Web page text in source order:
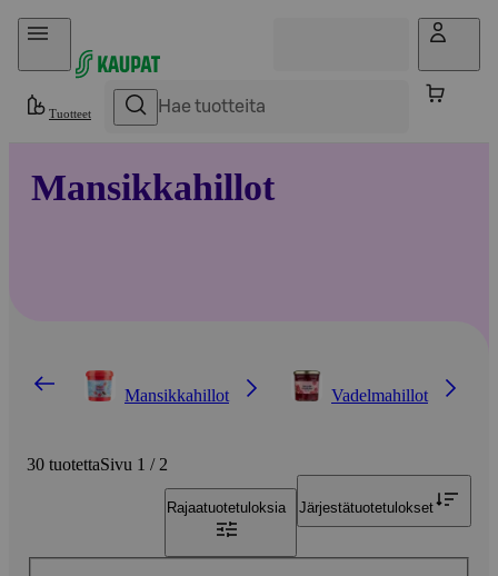
Hyppää sisältöön
Tuotteet
Mansikkahillot
Mansikkahillot Vadelmahillot
30 tuotettaSivu 1 / 2
Rajaatuotetuloksia Järjestätuotetulokset